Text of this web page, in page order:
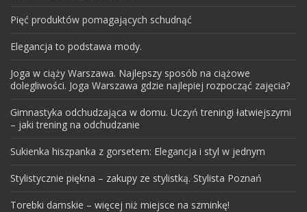
Pięć produktów pomagających schudnąć
Elegancja to podstawa mody.
Joga w ciąży Warszawa. Najlepszy sposób na ciążowe
dolegliwości. Joga Warszawa gdzie najlepiej rozpocząć zajęcia?
Gimnastyka odchudzająca w domu. Uczyń treningi łatwiejszymi
– jaki trening na odchudzanie
Sukienka hiszpanka z gorsetem: Elegancja i styl w jednym
Stylistycznie piękna – zakupy ze stylistką. Stylista Poznań
Torebki damskie – więcej niż miejsce na szminkę!